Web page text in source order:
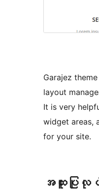
Garajez
layout
It is very
widget areas,
for your site.
အ​ထူး​ပြု​လုပ်​